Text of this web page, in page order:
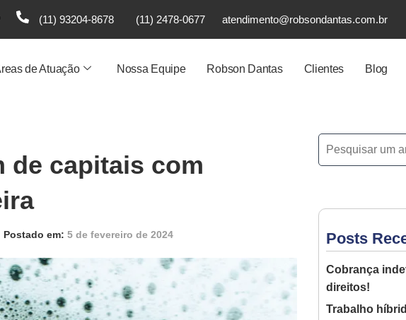
(11) 93204-8678 (11) 2478-0677 atendimento@robsondantas.com.br
de Atuação Nossa Equipe Robson Dantas Clientes Blog
de capitais com
Postado em: 5 de fevereiro de 2024 Posts
Cobrança
direitos!
Trabalho